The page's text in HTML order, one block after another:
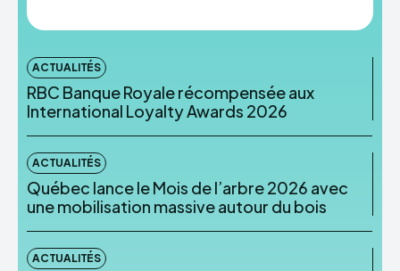
ACTUALITÉS
RBC Banque Royale récompensée aux
International Loyalty Awards 2026
ACTUALITÉS
Québec lance le Mois de l’arbre 2026 avec
une mobilisation massive autour du bois
ACTUALITÉS